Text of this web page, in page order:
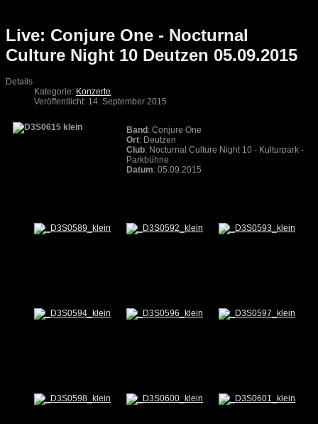
Live: Conjure One - Nocturnal
Culture Night 10 Deutzen 05.09.2015
Details
Kategorie: Konzerte
Veröffentlicht: 14. September 2015
Band : Conjure One
Ort: Deutzen
Club: Nocturnal Culture Night 10 - Kulturpark -
Parkbühne
Datum: 05.09.2015